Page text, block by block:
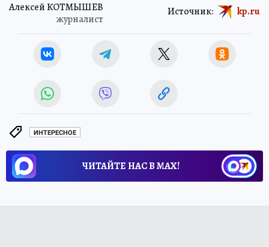
Алексей КОТМЫШЕВ
журналист
Источник: kp.ru
ИНТЕРЕСНОЕ
ЧИТАЙТЕ НАС В МАХ!